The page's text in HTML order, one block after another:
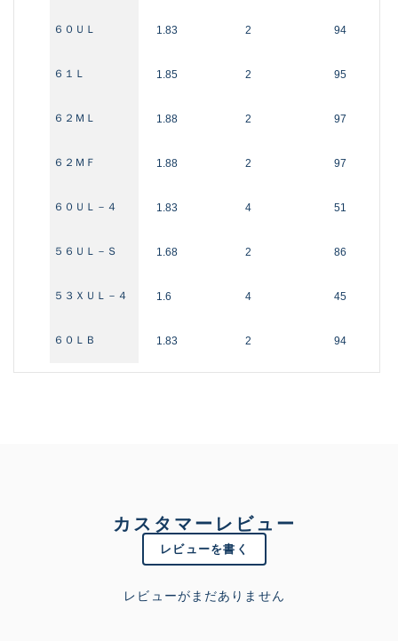
６０ＵＬ 1.83 2 94
６１Ｌ 1.85 2 95
６２ＭＬ 1.88 2 97
６２ＭＦ 1.88 2 97
６０ＵＬ－４ 1.83 4 51
５６ＵＬ－Ｓ 1.68 2 86
５３ＸＵＬ－４ 1.6 4 45
６０ＬＢ 1.83 2 94
カスタマーレビュー
レビューを書く
レビューがまだありません